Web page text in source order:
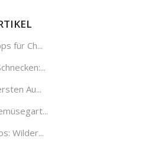
für Ch...
Au...
Wilder...